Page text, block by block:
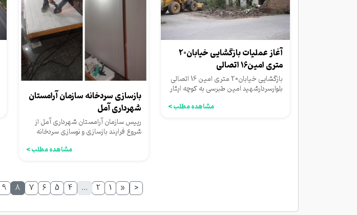
آغاز عملیات بازگشایی خیابان20
متری امین16 اتصالی
بلوارشهیدامین طبرسی... بازگشایی خیابان20 متری امین 16 اتصالی
بلوارسردارشهید امین طبرسی به کوچه ایثار
مشاهده مطلب >
بازسازی سردخانه سازمان آرامستان
شهرداری آمل
رییس سازمان آرامستان شهرداری آمل از
شروع فرایند بازسازی و نوسازی سردخانه
مشاهده مطلب >
<
«
1
2
...
4
5
6
7
8
9